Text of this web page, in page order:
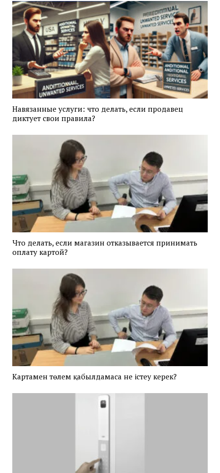
Навязанные услуги: что делать, если продавец
диктует свои правила?
Что делать, если магазин отказывается принимать
оплату картой?
Картамен төлем қабылдамаса не істеу керек?